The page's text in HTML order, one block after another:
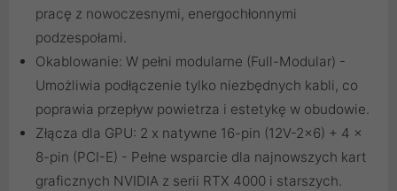
pracę z nowoczesnymi, energochłonnymi
podzespołami.
Okablowanie: W pełni modularne (Full-Modular) -
Umożliwia podłączenie tylko niezbędnych kabli, co
poprawia przepływ powietrza i estetykę w obudowie.
Złącza dla GPU: 2 x natywne 16-pin (12V-2x6) + 4 x
8-pin (PCI-E) - Pełne wsparcie dla najnowszych kart
graficznych NVIDIA z serii RTX 4000 i starszych.